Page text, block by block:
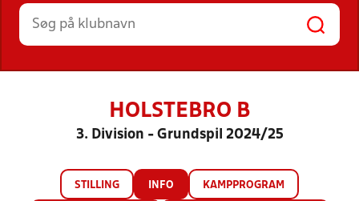
HOLD
HOLSTEBRO B
3. Division - Grundspil 2024/25
STILLING INFO KAMPPROGRAM